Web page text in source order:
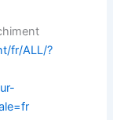
fr/ALL/?